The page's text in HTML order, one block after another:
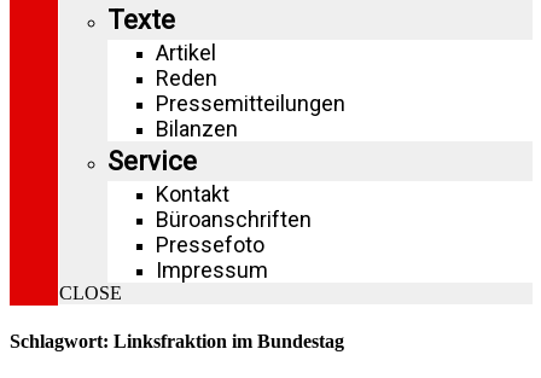
Texte
Artikel
Reden
Pressemitteilungen
Bilanzen
Service
Kontakt
Büroanschriften
Pressefoto
Impressum
CLOSE
Schlagwort: Linksfraktion im Bundestag